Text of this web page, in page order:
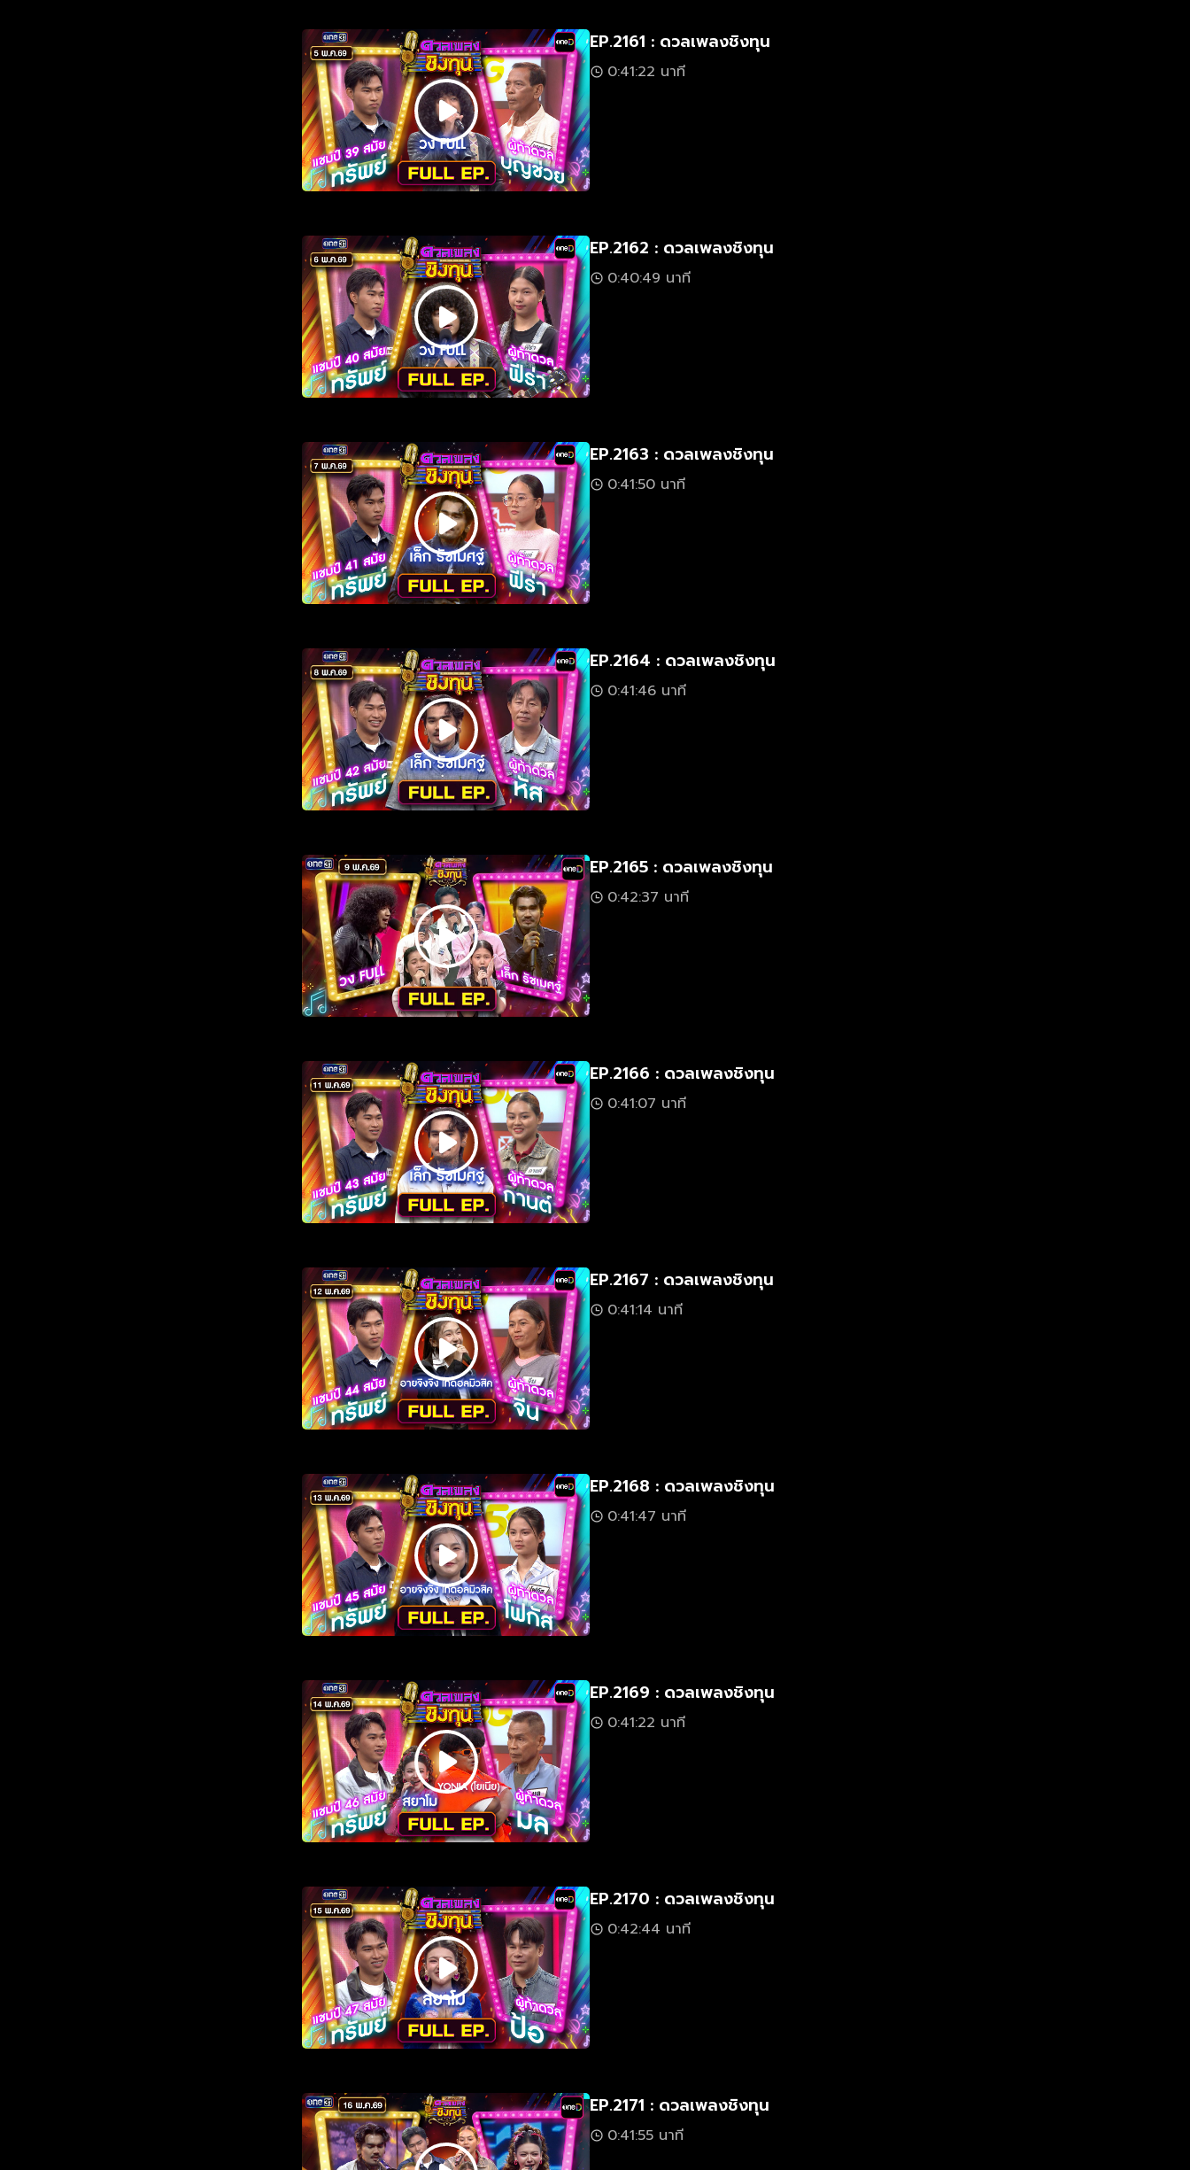
EP.2161 : ดวลเพลงชิงทุน
0:41:22 นาที
EP.2162 : ดวลเพลงชิงทุน
0:40:49 นาที
EP.2163 : ดวลเพลงชิงทุน
0:41:50 นาที
EP.2164 : ดวลเพลงชิงทุน
0:41:46 นาที
EP.2165 : ดวลเพลงชิงทุน
0:42:37 นาที
EP.2166 : ดวลเพลงชิงทุน
0:41:07 นาที
EP.2167 : ดวลเพลงชิงทุน
0:41:14 นาที
EP.2168 : ดวลเพลงชิงทุน
0:41:47 นาที
EP.2169 : ดวลเพลงชิงทุน
0:41:22 นาที
EP.2170 : ดวลเพลงชิงทุน
0:42:44 นาที
EP.2171 : ดวลเพลงชิงทุน
0:41:55 นาที